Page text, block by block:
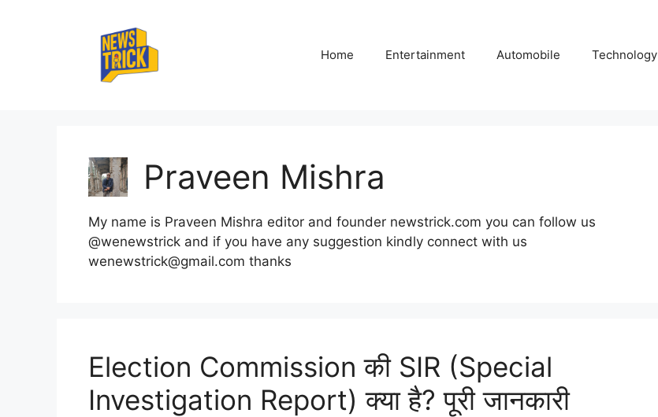
Home Entertainment Automobile Technology
Praveen Mishra
My name is Praveen Mishra editor and founder newstrick.com you can follow us
@wenewstrick and if you have any suggestion kindly connect with us
wenewstrick@gmail.com thanks
Election Commission की SIR (Special
Investigation Report) क्या है? पूरी जानकारी